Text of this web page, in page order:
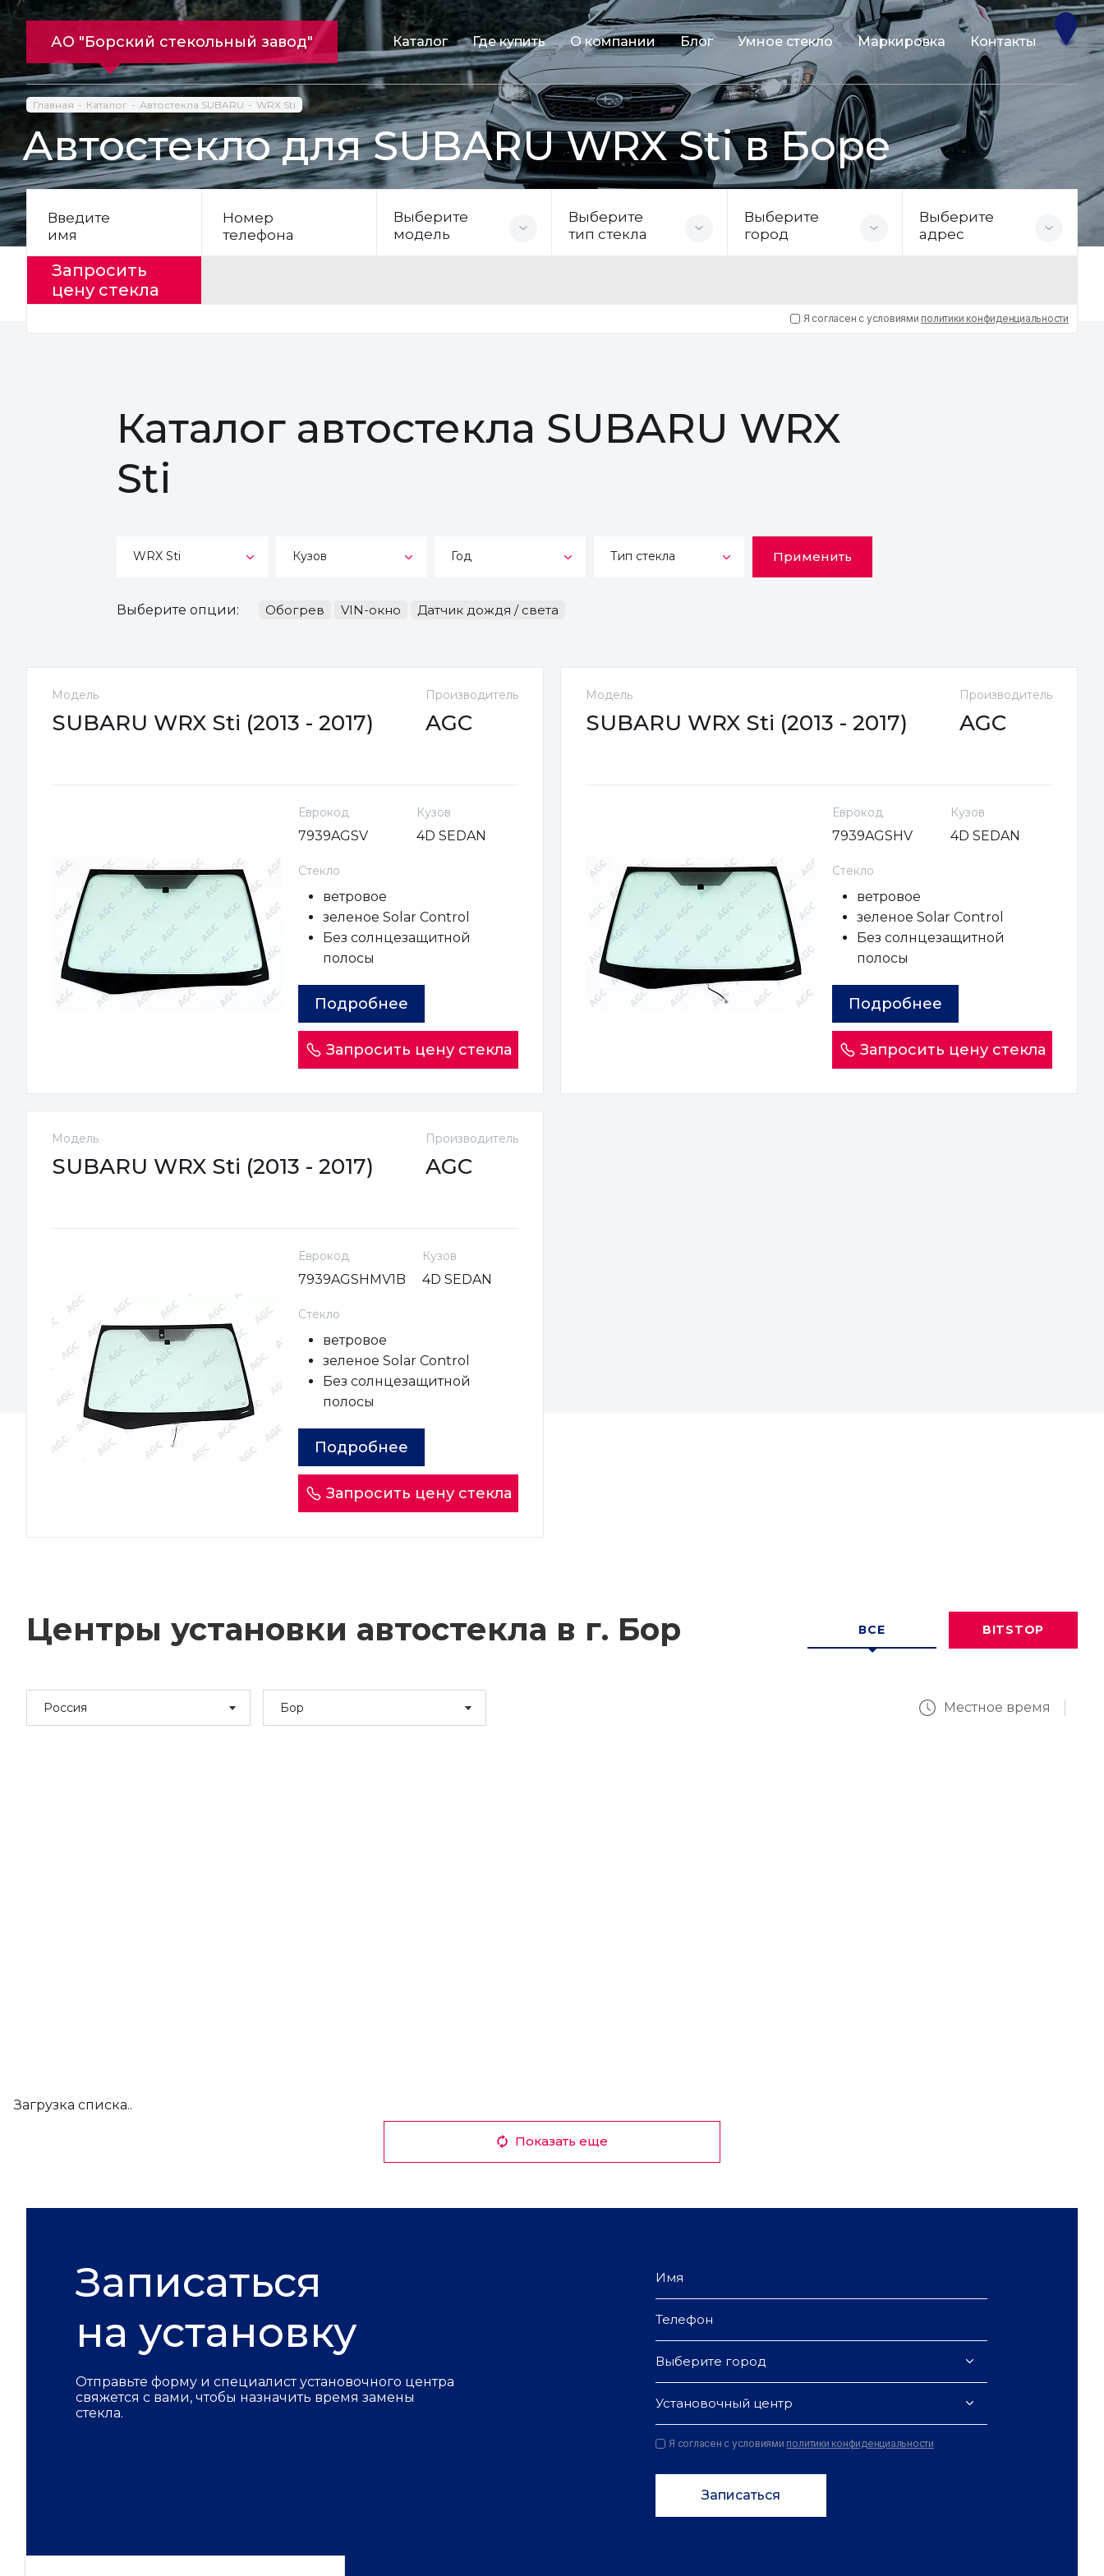
АО "Борский стекольный завод" Каталог Где купить О компании Блог Умное стекло Маркировка Контакты
Главная Каталог Автостекла SUBARU WRX Sti
Автостекло для SUBARU WRX Sti в Боре
Введите
имя
Номер
телефона
Выберите
модель
Выберите
тип стекла
Выберите
город
Выберите
адрес
Запросить
цену стекла
Я согласен с условиями политики конфиденциальности
Каталог автостекла SUBARU WRX
Sti
WRX Sti Кузов Год Тип стекла Применить
Выберите опции: Обогрев VIN-окно Датчик дождя / света
Модель
SUBARU WRX Sti (2013 - 2017)
Производитель
AGC
Еврокод
7939AGSV
Кузов
4D SEDAN
Стекло
ветровое
зеленое Solar Control
Без солнцезащитной
полосы
Подробнее
Запросить цену стекла
Модель
SUBARU WRX Sti (2013 - 2017)
Производитель
AGC
Еврокод
7939AGSHV
Кузов
4D SEDAN
Стекло
ветровое
зеленое Solar Control
Без солнцезащитной
полосы
Подробнее
Запросить цену стекла
Модель
SUBARU WRX Sti (2013 - 2017)
Производитель
AGC
Еврокод
7939AGSHMV1B
Кузов
4D SEDAN
Стекло
ветровое
зеленое Solar Control
Без солнцезащитной
полосы
Подробнее
Запросить цену стекла
Центры установки автостекла в г. Бор ВСЕ BITSTOP
Россия Бор Местное время
Загрузка списка..
Показать еще
Записаться
на установку
Отправьте форму и специалист установочного центра
свяжется с вами, чтобы назначить время замены
стекла.
Выберите город
Установочный центр
Я согласен с условиями политики конфиденциальности
Записаться